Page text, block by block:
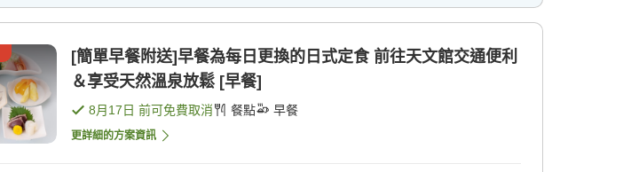
[簡單早餐附送]早餐為每日更換的日式定食 前往天文館交通便利
＆享受天然溫泉放鬆 [早餐]
8月17日 前可免費取消 餐點 早餐
更詳細的方案資訊